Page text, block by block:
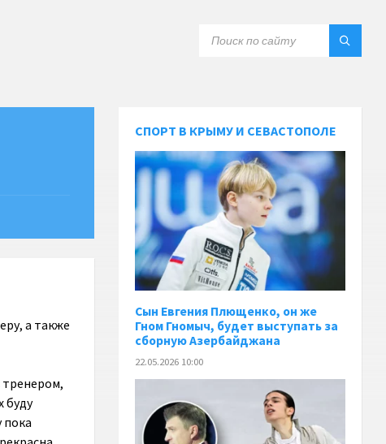
а также
тренером,
буду
пока
СПОРТ В КРЫМУ И СЕВАСТОПОЛЕ
Сын Евгения Плющенко, он же
Гном Гномыч, будет выступать за
сборную Азербайджана
22.05.2026 10:00